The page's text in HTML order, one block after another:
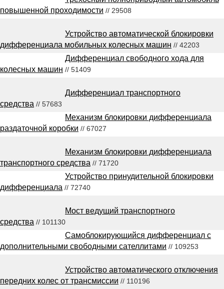
повышенной проходимости // 29508
Устройство автоматической блокировки
дифференциала мобильных колесных машин // 42203
Дифференциал свободного хода для
колесных машин // 51409
Дифференциал транспортного
средства // 57683
Механизм блокировки дифференциала
раздаточной коробки // 67027
Механизм блокировки дифференциала
транспортного средства // 71720
Устройство принудительной блокировки
дифференциала // 72740
Мост ведущий транспортного
средства // 101130
Самоблокирующийся дифференциал с
дополнительными свободными сателлитами // 109253
Устройство автоматического отключения
передних колес от трансмиссии // 110196